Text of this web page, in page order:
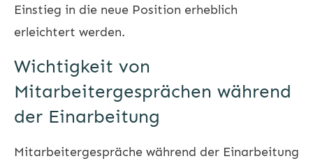
Einstieg in die neue Position erheblich
erleichtert werden.
Wichtigkeit von
Mitarbeitergesprächen während
der Einarbeitung
Mitarbeitergespräche während der Einarbeitung